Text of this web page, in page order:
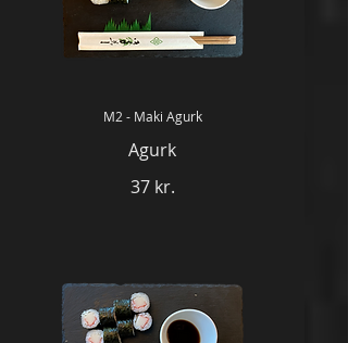
M2 - Maki Agurk
Agurk
37 kr.